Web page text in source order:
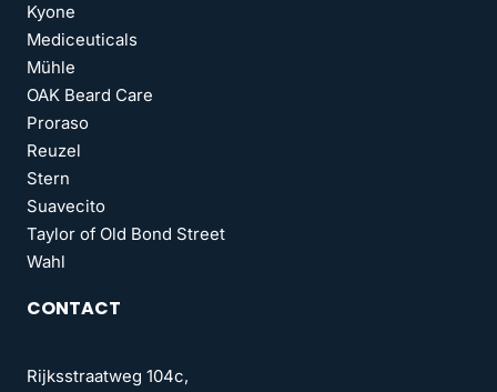
Kyone
Mediceuticals
Mühle
OAK Beard Care
Proraso
Reuzel
Stern
Suavecito
Taylor of Old Bond Street
Wahl
CONTACT
Rijksstraatweg 104c,